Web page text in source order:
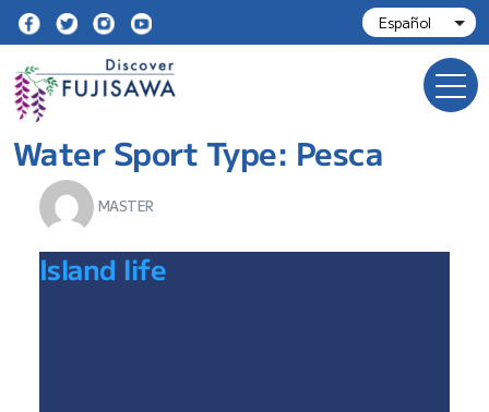
Water Sport Type: Pesca
MASTER
Island life